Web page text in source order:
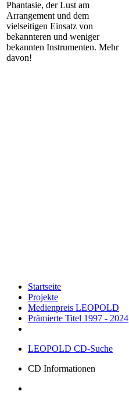
Phantasie, der Lust am
Arrangement und dem
vielseitigen Einsatz von
bekannteren und weniger
bekannten Instrumenten. Mehr
davon!
Startseite
Projekte
Medienpreis LEOPOLD
Prämierte Titel 1997 - 2024
LEOPOLD CD-Suche
CD Informationen